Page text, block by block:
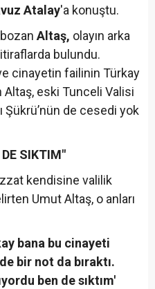
Atalay'a konuştu.
Altaş, olayın arka
bulundu.
cinayetin failinin Türkay
eski Tunceli Valisi
Şükrü’nün de cesedi yok
DE SIKTIM"
kendisine valilik
Umut Altaş, o anları
bana bu cinayeti
bir not da bıraktı.
ben de sıktım'